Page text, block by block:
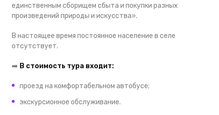
единственным сборищем сбыта и покупки разных
произведений природы и искусства».
В настоящее время постоянное население в селе
отсутствует.
➡️ В стоимость тура входит:
проезд на комфортабельном автобусе;
экскурсионное обслуживание.